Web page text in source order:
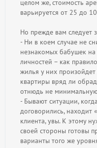
целом же, стоимость
варьируется от 25 до
Но прежде вам следует
- Ни в коем случае не
незнакомых бабушек
личностей – как
жилья у них произойдет
квартиры вряд ли
отнюдь не
- Бывают ситуации,
договорились, находит
клиента, увы. К этому
своей стороны готовы
варианты того же